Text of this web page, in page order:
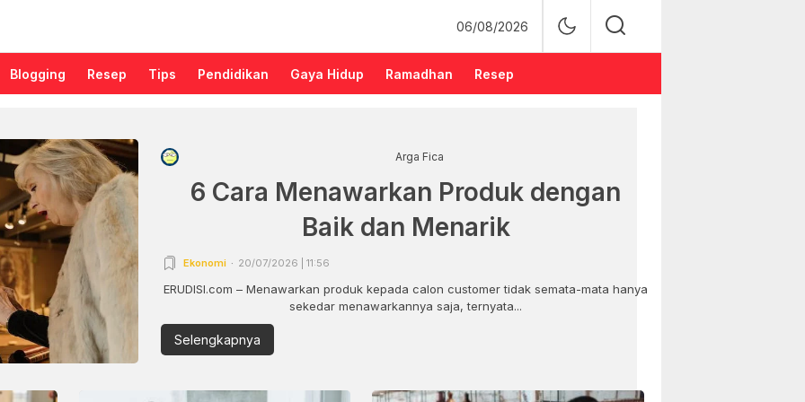
06/08/2026
Blogging Resep Tips Pendidikan Gaya Hidup Ramadhan Resep
Arga Fica
6 Cara Menawarkan Produk dengan
Baik dan Menarik
Ekonomi 20/07/2026 | 11:56
ERUDISI.com – Menawarkan produk kepada calon customer tidak semata-mata hanya
sekedar menawarkannya saja, ternyata...
Selengkapnya